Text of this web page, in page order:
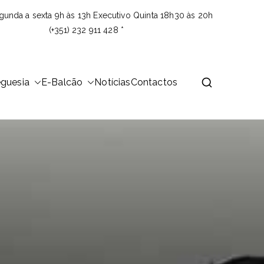
a sexta 9h às 13h Executivo Quinta 18h30 às 20h
(+351) 232 911 428 *
de 23,26Km2 que é distribuída por 14
E-Balcão NotíciasContactos